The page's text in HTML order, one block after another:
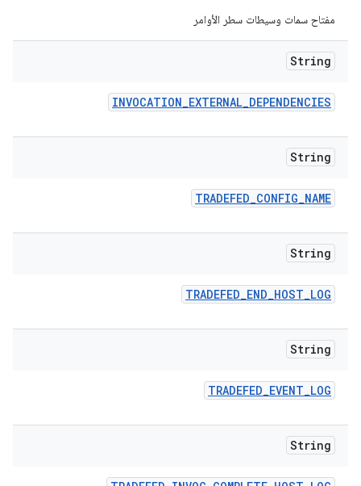
مفتاح سمات وسيطات سطر الأوامر
String
INVOCATION_EXTERNAL_DEPENDENCIES
String
TRADEFED_CONFIG_NAME
String
TRADEFED_END_HOST_LOG
String
TRADEFED_EVENT_LOG
String